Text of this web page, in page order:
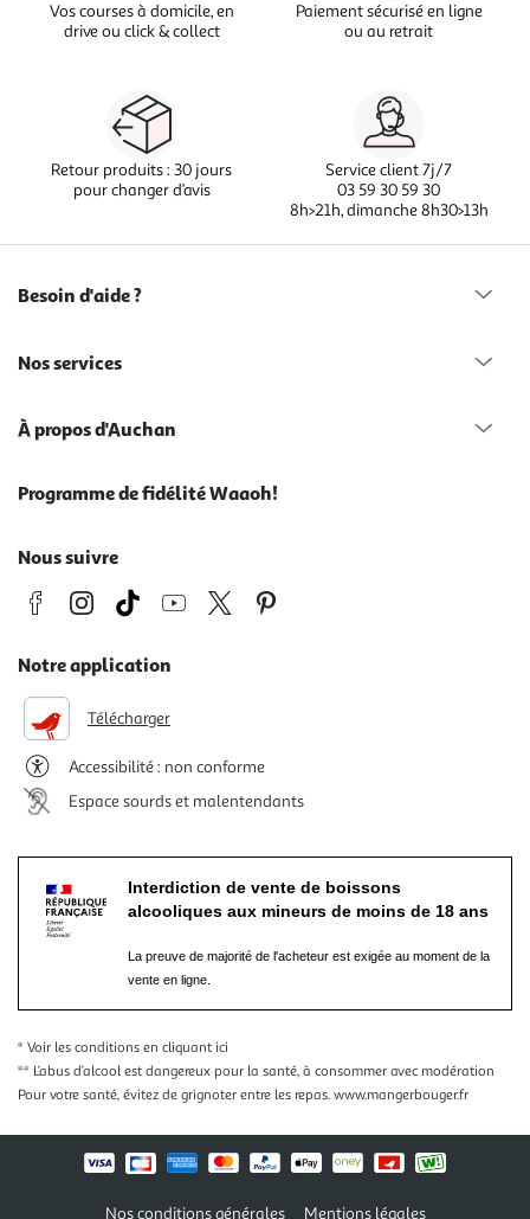
Vos courses à domicile, en
drive ou click & collect
Paiement sécurisé en ligne
ou au retrait
Retour produits : 30 jours
pour changer d’avis
Service client 7j/7
03 59 30 59 30
8h>21h, dimanche 8h30>13h
Besoin d'aide ?
Nos services
À propos d'Auchan
Programme de fidélité Waaoh!
Nous suivre
Notre application
Télécharger
Accessibilité : non conforme
Espace sourds et malentendants
Interdiction de vente de boissons
alcooliques aux mineurs de moins de 18 ans
La preuve de majorité de l'acheteur est exigée au moment de la
vente en ligne.
* Voir les conditions en cliquant ici
** L’abus d’alcool est dangereux pour la santé, à consommer avec modération
Pour votre santé, évitez de grignoter entre les repas. www.mangerbouger.fr
Nos conditions générales Mentions légales